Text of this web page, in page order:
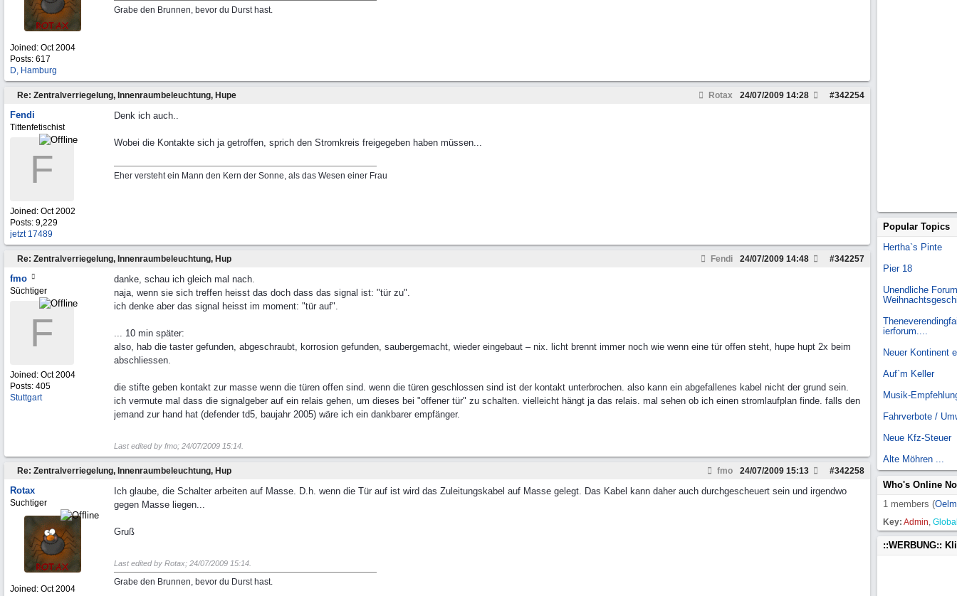
Joined: Oct 2004
Posts: 617
D, Hamburg
Grabe den Brunnen, bevor du Durst hast.
Re: Zentralverriegelung, Innenraumbeleuchtung, Hupe Rotax #342254
24/07/2009 14:28
Fendi
Tittenfetischist
F
Joined: Oct 2002
Posts: 9,229
jetzt 17489
Denk ich auch..
Wobei die Kontakte sich ja getroffen, sprich den Stromkreis freigegeben haben müssen...
Eher versteht ein Mann den Kern der Sonne, als das Wesen einer Frau
Re: Zentralverriegelung, Innenraumbeleuchtung, Hup Fendi #342257
24/07/2009 14:48
fmo
Süchtiger
F
Joined: Oct 2004
Posts: 405
Stuttgart
danke, schau ich gleich mal nach.
naja, wenn sie sich treffen heisst das doch dass das signal ist: "tür zu".
ich denke aber das signal heisst im moment: "tür auf".
... 10 min später:
also, hab die taster gefunden, abgeschraubt, korrosion gefunden, saubergemacht, wieder eingebaut – nix. licht brennt immer noch wie wenn eine tür offen steht, hupe hupt 2x beim
abschliessen.
die stifte geben kontakt zur masse wenn die türen offen sind. wenn die türen geschlossen sind ist der kontakt unterbrochen. also kann ein abgefallenes kabel nicht der grund sein.
ich vermute mal dass die signalgeber auf ein relais gehen, um dieses bei "offener tür" zu schalten. vielleicht hängt ja das relais. mal sehen ob ich einen stromlaufplan finde. falls den
jemand zur hand hat (defender td5, baujahr 2005) wäre ich ein dankbarer empfänger.
Last edited by fmo; 24/07/2009 15:14
Re: Zentralverriegelung, Innenraumbeleuchtung, Hup fmo #342258
24/07/2009 15:13
Rotax
Suchtiger
Joined: Oct 2004
Ich glaube, die Schalter arbeiten auf Masse. D.h. wenn die Tür auf ist wird das Zuleitungskabel auf Masse gelegt. Das Kabel kann daher auch durchgescheuert sein und irgendwo
gegen Masse liegen...
Gruß
Last edited by Rotax; 24/07/2009 15:14
Grabe den Brunnen, bevor du Durst hast.
Popular Topics
Hertha`s Pinte
Pier 18
Unendliche
ierforum....
Neuer Kontinent
Auf`m Keller
Musik-
Fahrverbote /
Neue Kfz-Steuer
Alte Möhren ...
Who's Online
1 members (
Key: Admin,
::WERBUNG::